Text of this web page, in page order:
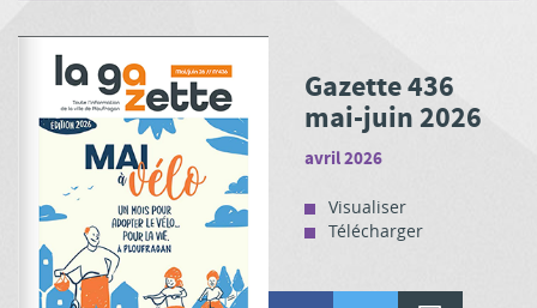
Gazette 436
mai-juin 2026
avril 2026
Visualiser
Télécharger